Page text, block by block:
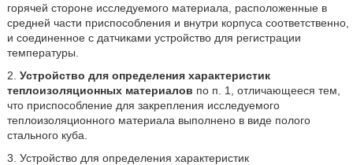
горячей стороне исследуемого материала, расположенные в
средней части приспособления и внутри корпуса соответственно,
и соединенное с датчиками устройство для регистрации
температуры.
2. Устройство для определения характеристик
теплоизоляционных материалов по п. 1, отличающееся тем,
что приспособление для закрепления исследуемого
теплоизоляционного материала выполнено в виде полого
стального куба.
3. Устройство для определения характеристик